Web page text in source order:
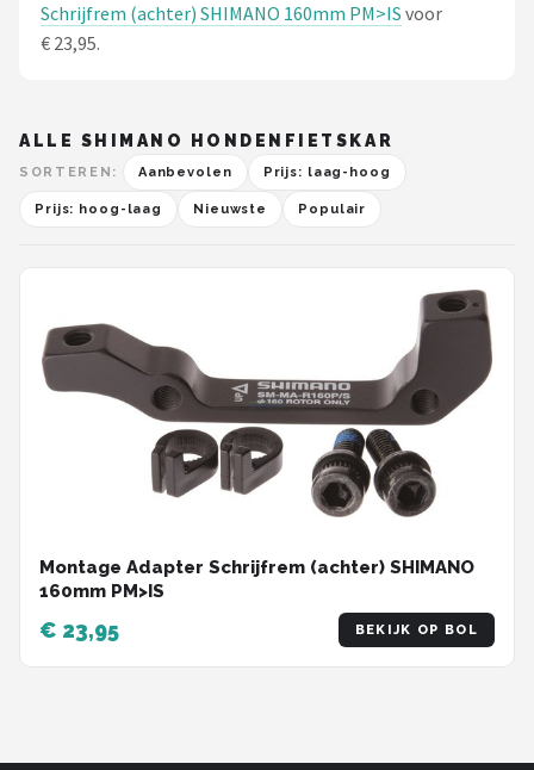
Schrijfrem (achter) SHIMANO 160mm PM>IS voor
€ 23,95.
ALLE SHIMANO HONDENFIETSKAR
SORTEREN: Aanbevolen Prijs: laag-hoog
Prijs: hoog-laag Nieuwste Populair
Montage Adapter Schrijfrem (achter) SHIMANO
160mm PM>IS
€ 23,95 BEKIJK OP BOL